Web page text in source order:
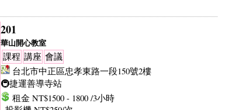
201
華山開心教室
課程 講座 會議
台北市中正區忠孝東路一段150號2樓
🚇捷運善導寺站
租金 NT$1500 - 1800 /3小時